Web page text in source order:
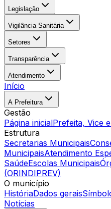
Legislação
Vigilância Sanitária
Setores
Transparência
Atendimento
Início
A Prefeitura
Gestão
Página inicialPrefeita, Vice
Estrutura
Secretarias Municipais
MunicipaisAtendimento
SaúdeEscolas Municipais
(ORINDIPREV)
O município
HistóriaDados gerais
Notícias